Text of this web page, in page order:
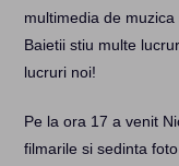
multimedia de
Baietii stiu multe
lucruri noi!
Pe la ora 17 a venit
filmarile si sedinta